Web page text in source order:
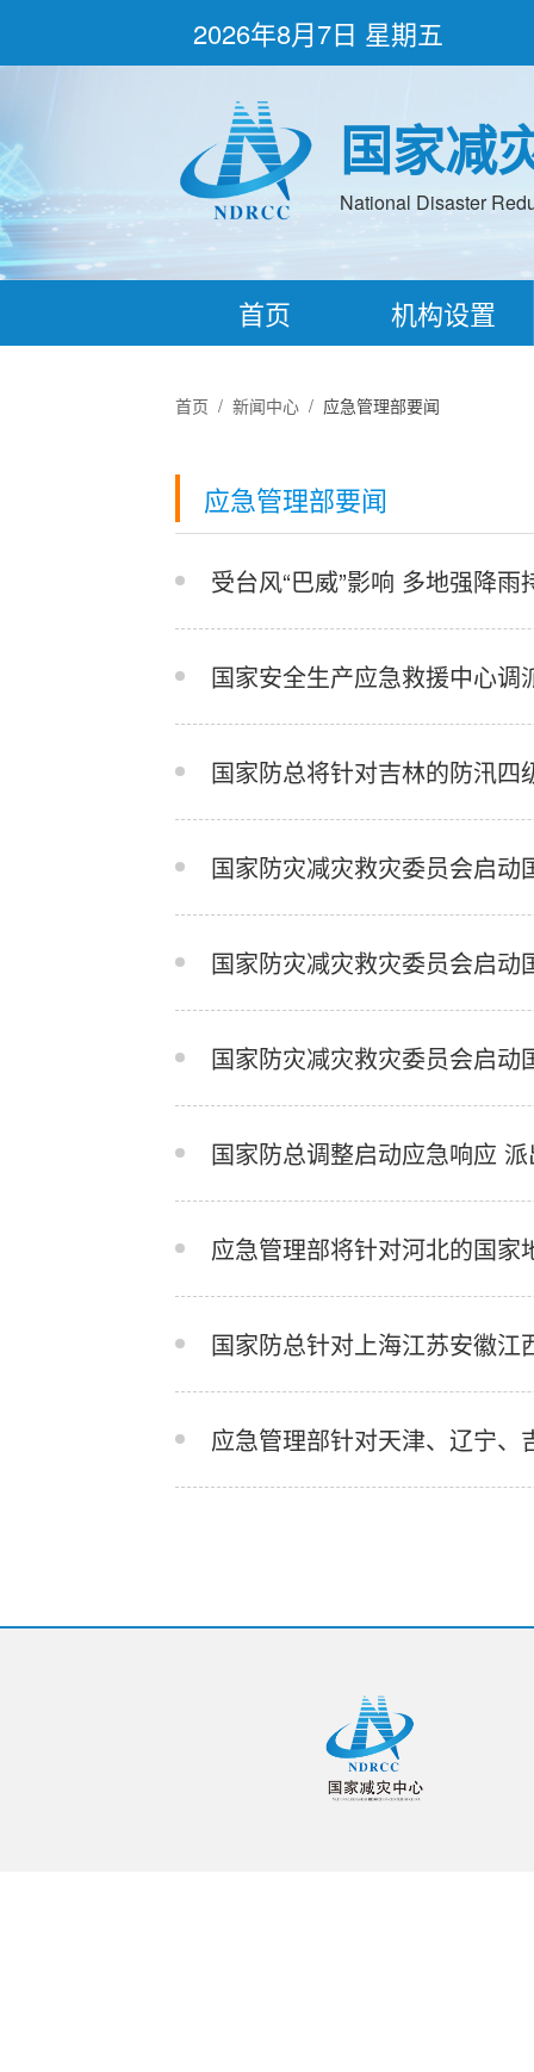
2026年8月7日 星期五
国家减
National Disaster
首页 机构设置
首页 / 新闻中心/ 应急管理部要闻
应急管理部要闻
受台风“巴威”影响 多地强降
国家安全生产应急救援中心
国家防总将针对吉林的防汛四
国家防灾减灾救灾委员会启
国家防灾减灾救灾委员会启
国家防灾减灾救灾委员会启动
国家防总调整启动应急响应
应急管理部将针对河北的国
国家防总针对上海江苏安徽
应急管理部针对天津、辽宁